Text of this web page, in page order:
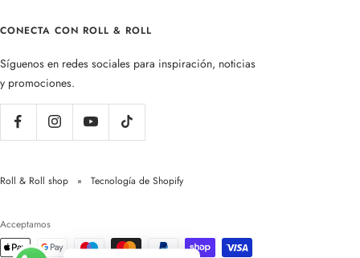
CONECTA CON ROLL & ROLL
Síguenos en redes sociales para inspiración, noticias
y promociones.
Roll & Roll shop Tecnología de Shopify
Acceptamos